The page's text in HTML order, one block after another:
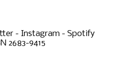
- Instagram - Spotify
2683-9415